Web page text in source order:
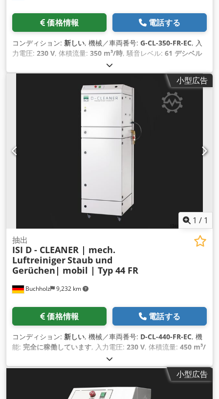
価格情報 電話する
コンディション: 新しい, 機械／車両番号: G-CL-350-FR-EC, 入
力電圧: 230 V, 体積流量: 350 m³/時, 騒音レベル: 61 デシベル
430 mm
40 kg（キログラム）, ISI G クリーナー メカニカルエアフィル
ター装置 タイプ：350FR バージョン: モバイル コントロール:
なし ECを備えた横型モバイル機械式空気清浄機 気体物質を分
離するための遠心ファン。 技術的な説明: 風量: - 390 m3/h (フ
リーブロー) - 350 m3/h (有効) (検出素子のないフィルター構成
による) 空気入口: 上部背面に 4 つの 50 mm 接続部
Dcjdpfevrygpex Aqgsk フィルター装置: ・プレフィルターマッ
トF5 - DIN EN 1822-1 に準拠した HEPA フィルター H13 - 9kg
のプレスされ、特別に含浸された成形炭素が入った活性炭カセ
EC技術 空気出力: 調整可能 騒音レベル：61db（A） 寸法：長
さ430mm / 幅340mm / 高さ600mm 重量: 40kg
小型広告
1 / 1
Buchholz 9,232 km
抽出
ISI D - CLEANER | mech.
LuftreinigerStaub und
Gerüchen| mobil | Typ 44 FR
価格情報 電話する
コンディション: 新しい, 機械／車両番号: D-CL-440-FR-EC, 機
能: 完全に稼働しています, 入力電圧: 230 V, 体積流量: 450 m³/
58 デシベル (dB)
mm, 全幅:550 mm, 総重量:50 kg（キログラム）, 装備:回転
, ISI D クリーナー 機械式エアフィル
ター装置（粉塵） タイプ：440FR バージョン: モバイル コント
小型広告